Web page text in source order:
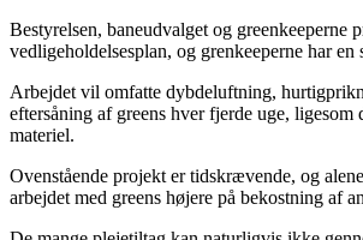
Bestyrelsen, baneudvalget og greenkeeperne
vedligeholdelsesplan, og grenkeeperne har
Arbejdet vil omfatte dybdeluftning,
eftersåning af greens hver fjerde uge,
materiel.
Ovenstående projekt er tidskrævende, og
arbejdet med greens højere på bekostning